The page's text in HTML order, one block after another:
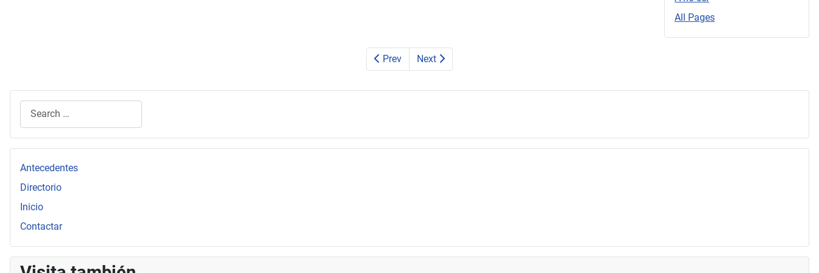
All Pages
Prev Next
Search
Antecedentes
Directorio
Inicio
Contactar